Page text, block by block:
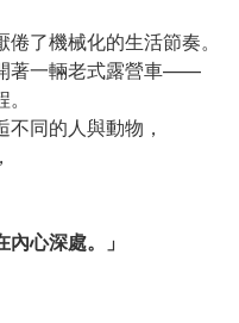
了機械化的生活節奏。
著一輛老式露營車——
同的人與動物，
內心深處。」